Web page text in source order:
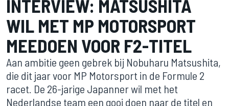
INTERVIEW: MATSUSHITA
WIL MET MP MOTORSPORT
MEEDOEN VOOR F2-TITEL
Aan ambitie geen gebrek bij Nobuharu Matsushita,
die dit jaar voor MP Motorsport in de Formule 2
racet. De 26-jarige Japanner wil met het
Nederlandse team een gooi doen naar de titel en